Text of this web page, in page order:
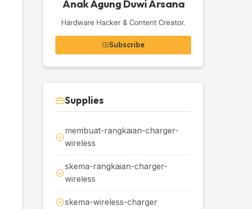
Anak Agung Duwi Arsana
Hardware Hacker & Content Creator.
Subscribe
Supplies
membuat-rangkaian-charger-
wireless
skema-rangkaian-charger-
wireless
skema-wireless-charger